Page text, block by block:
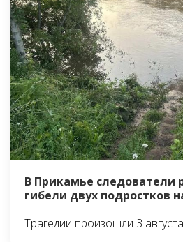
В Прикамье следователи
гибели двух подростков
Трагедии произошли 3